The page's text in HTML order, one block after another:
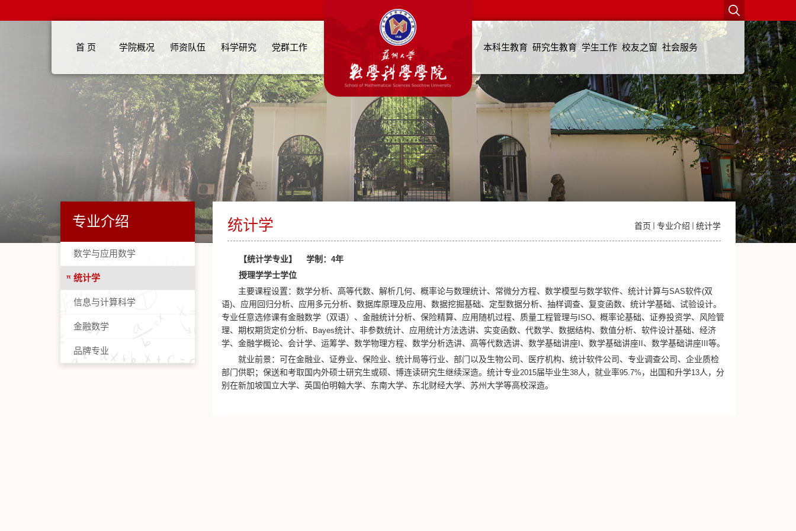
首 页 学院概况 师资队伍 科学研究 党群工作 本科生教育 研究生教育 学生工作 校友之窗 社会服务
专业介绍
数学与应用数学
统计学
信息与计算科学
金融数学
品牌专业
首页 专业介绍 统计学
统计学
【统计学专业】 学制： 4年
授理学学士学位
主要课程设置：数学分析、高等代数、解析几何、概率论与数理统计、 常微分方程、数学模型与数学软件、统计计算与SAS软件(双
语)、应用回归分析、应用多元分析、数据库原理及应用、数据挖掘基础、定型数据分析、抽样调查、复变函数、统计学基础、试验设计。
专业任意选修课有金融数学（双语）、金融统计分析、保险精算、应用随机过程、质量工程管理与 ISO、概率论基础、证券投资学、风险管
理、期权期货定价分析、
Bayes统计、非参数统计、应用统计方法选讲、实变函数、代数学、数据结构、数值分析、软件设计基础、经济
学、金融学概论、会计学、运筹学、数学物理方程、数学分析选讲、高等代数选讲、数学基础讲座 、数学基础讲座 、数学基础讲座 III等。
就业前景：可在金融业、证券业、保险业、统计局等行业、部门以及生物公司、医疗机构、统计软件公司、专业调查公司、企业质检
部门供职；保送和考取国内外硕士研究生或硕、博连读研究生继续深造。统计专业2015届毕业生38人，就业率95.7% ，出国和升学13人，分
别在新加坡国立大学、英国伯明翰大学、东南大学、东北财经大学、苏州大学等高校深造。